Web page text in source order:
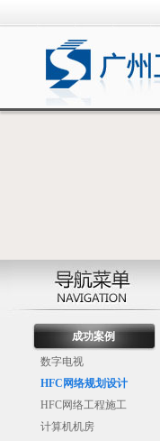
成功案例
数字电视
HFC网络规划设计
HFC网络工程施工
计算机机房